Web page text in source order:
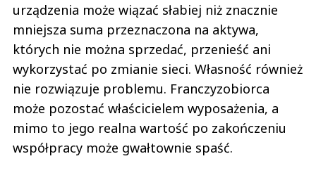
urządzenia może wiązać słabiej niż znacznie
mniejsza suma przeznaczona na aktywa,
których nie można sprzedać, przenieść ani
wykorzystać po zmianie sieci. Własność również
nie rozwiązuje problemu. Franczyzobiorca
może pozostać właścicielem wyposażenia, a
mimo to jego realna wartość po zakończeniu
współpracy może gwałtownie spaść.